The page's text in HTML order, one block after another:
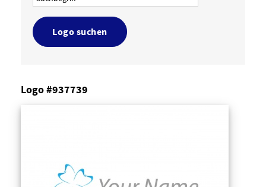
Logo suchen
Logo #937739